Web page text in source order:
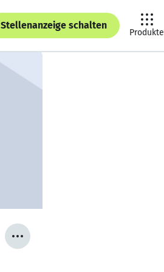
Stellenanzeige schalten
Produkte